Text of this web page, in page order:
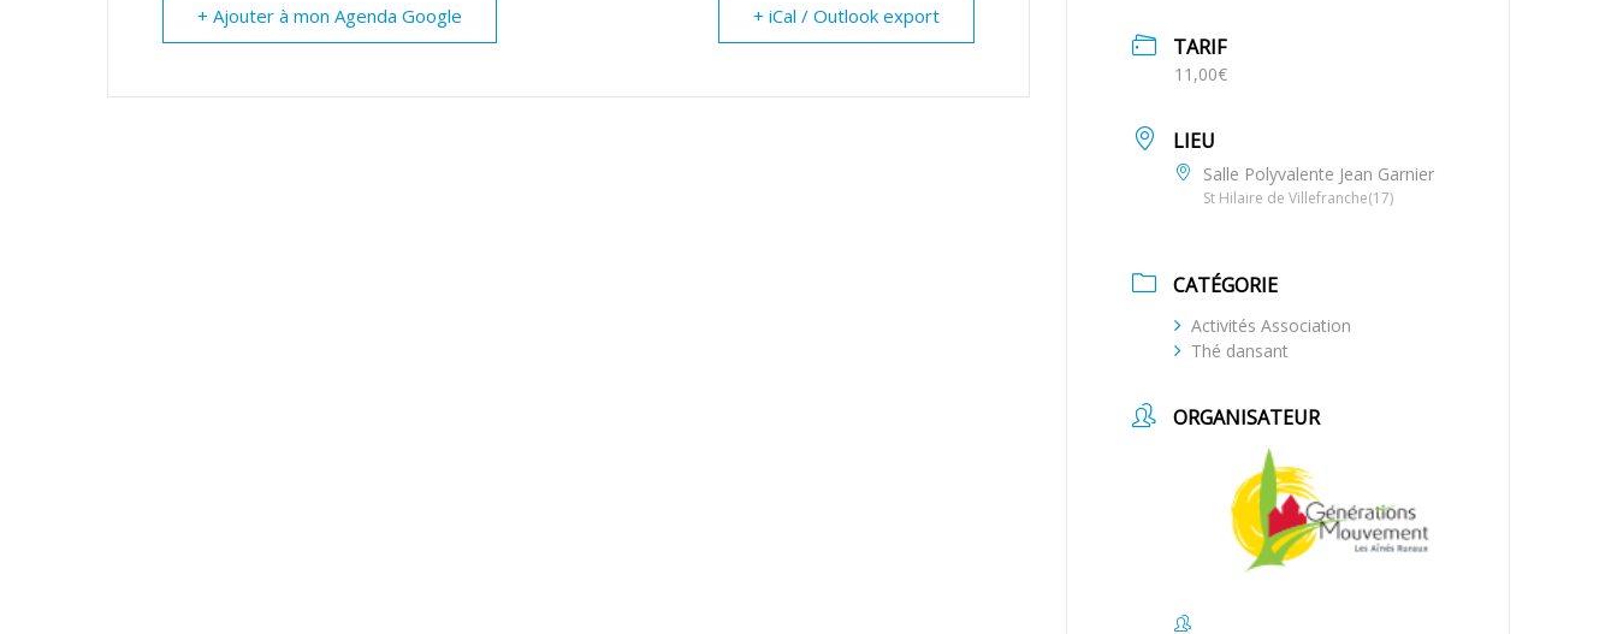
+ Ajouter à mon Agenda Google + iCal / Outlook export
TARIF
11,00€
LIEU
Salle Polyvalente Jean Garnier
St Hilaire de Villefranche(17)
CATÉGORIE
Activités Association
Thé dansant
ORGANISATEUR